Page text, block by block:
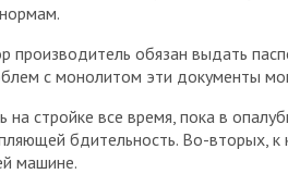
производитель обязан выдать
с монолитом эти документы
на стройке все время, пока в
бдительность. Во-вторых,
машине.